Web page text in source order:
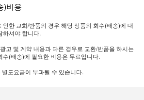
)비용
인한 교화/반품의 경우 해당 상품의 회수(배송)에 대
하셔야 합니다.
고 및 계약 내용과 다른 경우로 교환/반품을 하시는
수(배송)에 필요한 비용은 무료입니다.
도요금이 부과될 수 있습니다.